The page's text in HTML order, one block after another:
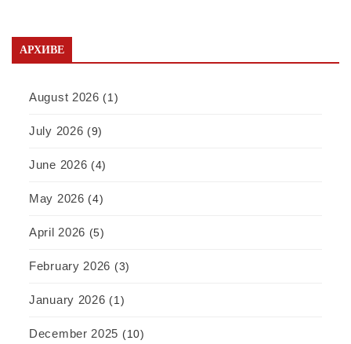
АРХИВЕ
August 2026 (1)
July 2026 (9)
June 2026 (4)
May 2026 (4)
April 2026 (5)
February 2026 (3)
January 2026 (1)
December 2025 (10)